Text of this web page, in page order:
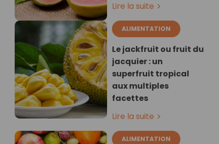
Lire la suite
ALIMENTATION
Le jackfruit ou fruit du
jacquier : un
superfruit tropical
aux multiples
facettes
Lire la suite
ALIMENTATION